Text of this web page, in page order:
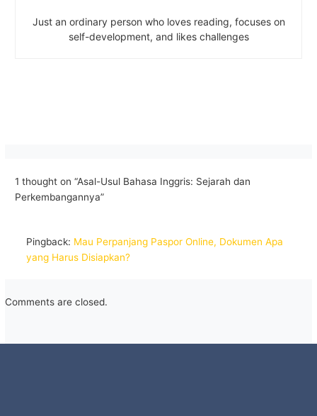
Just an ordinary person who loves reading, focuses on
self-development, and likes challenges
1 thought on “Asal-Usul Bahasa Inggris: Sejarah dan
Perkembangannya”
Pingback: Mau Perpanjang Paspor Online, Dokumen Apa
yang Harus Disiapkan?
Comments are closed.